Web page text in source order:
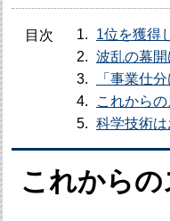
目次
1位を獲得
波乱の幕
「事業仕
これから
科学技術
これから